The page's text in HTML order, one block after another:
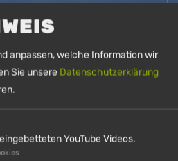
PILOT
PistenBully als Copilot
anpassen, welche Information wir
Sie unsere Datenschutzerklärung
YouTube Videos.